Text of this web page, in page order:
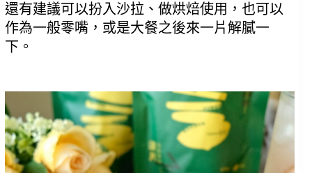
還有建議可以扮入沙拉、做烘焙使用，也可以
作為一般零嘴，或是大餐之後來一片解膩一
下。